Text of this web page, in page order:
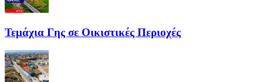
Τεμάχια Γης σε Οικιστικές Περιοχές